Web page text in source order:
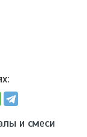
и смеси